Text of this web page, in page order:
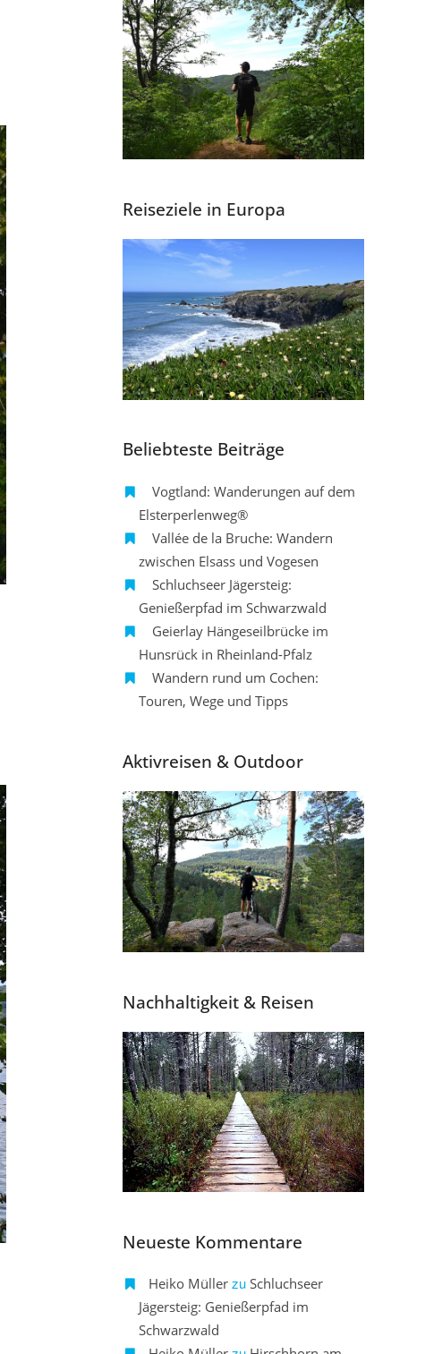
Reiseziele in Europa
Beliebteste Beiträge
Vogtland: Wanderungen auf dem
Elsterperlenweg®
Vallée de la Bruche: Wandern
zwischen Elsass und Vogesen
Schluchseer Jägersteig:
Genießerpfad im Schwarzwald
Geierlay Hängeseilbrücke im
Hunsrück in Rheinland-Pfalz
Wandern rund um Cochen:
Touren, Wege und Tipps
Aktivreisen & Outdoor
Nachhaltigkeit & Reisen
Neueste Kommentare
Heiko Müllerzu Schluchseer
Jägersteig: Genießerpfad im
Schwarzwald